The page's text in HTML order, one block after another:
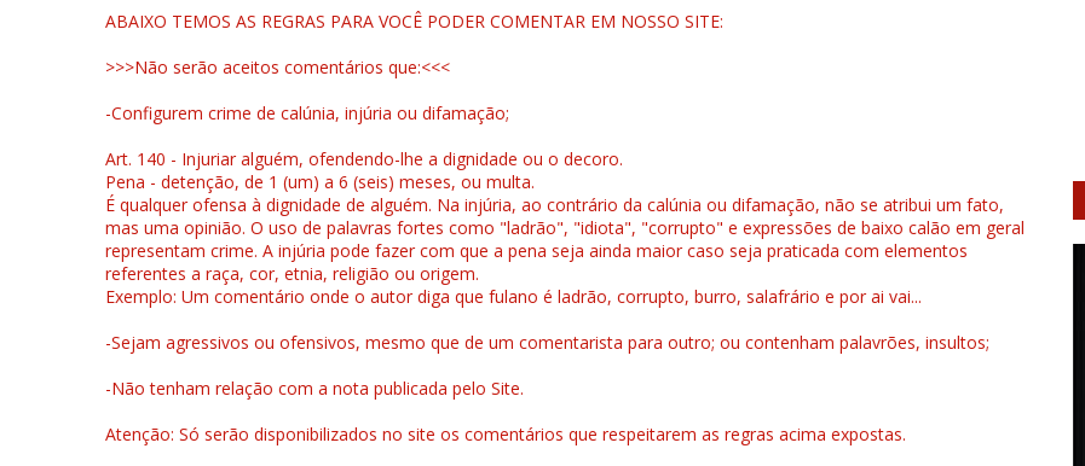
ABAIXO TEMOS AS REGRAS PARA VOCÊ PODER COMENTAR EM NOSSO SITE:
>>>Não serão aceitos comentários que:<<<
-Configurem crime de calúnia, injúria ou difamação;
Art. 140 - Injuriar alguém, ofendendo-lhe a dignidade ou o decoro.
Pena - detenção, de 1 (um) a 6 (seis) meses, ou multa.
É qualquer ofensa à dignidade de alguém. Na injúria, ao contrário da calúnia ou difamação, não se atribui um fato,
mas uma opinião. O uso de palavras fortes como "ladrão", "idiota", "corrupto" e expressões de baixo calão em geral
representam crime. A injúria pode fazer com que a pena seja ainda maior caso seja praticada com elementos
referentes a raça, cor, etnia, religião ou origem.
Exemplo: Um comentário onde o autor diga que fulano é ladrão, corrupto, burro, salafrário e por ai vai...
-Sejam agressivos ou ofensivos, mesmo que de um comentarista para outro; ou contenham palavrões, insultos;
-Não tenham relação com a nota publicada pelo Site.
Atenção: Só serão disponibilizados no site os comentários que respeitarem as regras acima expostas.